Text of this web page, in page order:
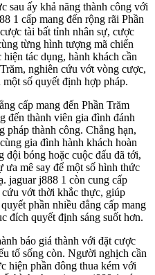
sau ấy khả năng thành công với
1 cấp mang đến rộng rãi Phần
tài bất tỉnh nhân sự, cược
từng hình tượng mã chiến
tác dụng, hành khách cần
nghiên cứu vớt vòng cược,
số quyết định hợp pháp.
cấp mang đến Phần Trăm
đến thành viên gia đình đánh
pháp thành công. Chẳng hạn,
gia đình hành khách hoàn
đội bóng hoặc cuộc đấu đã tới,
ưa mê say để một số hình thức
jaguar j888 1 còn cung cấp
vớt thời khắc thực, giúp
phần nhiều đẳng cấp mang
đích quyết định sáng suốt hơn.
báo giá thành với đặt cược
tố sống còn. Người nghịch cần
hiện phần đông thua kém với